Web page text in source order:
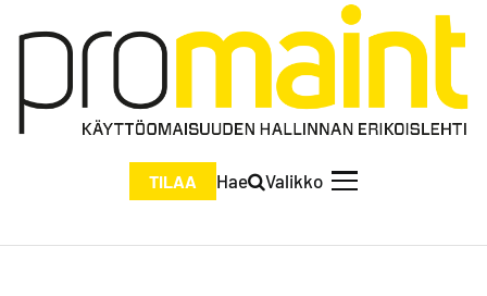
TILAA Hae Valikko